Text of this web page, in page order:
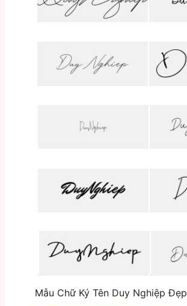
Mẫu Chữ Ký Tên Duy Nghiệp Đẹp